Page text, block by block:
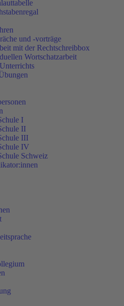
und -vorträge
mit der Rechtschreibbox
Wortschatzarbeit
I
II
III
IV
Schweiz